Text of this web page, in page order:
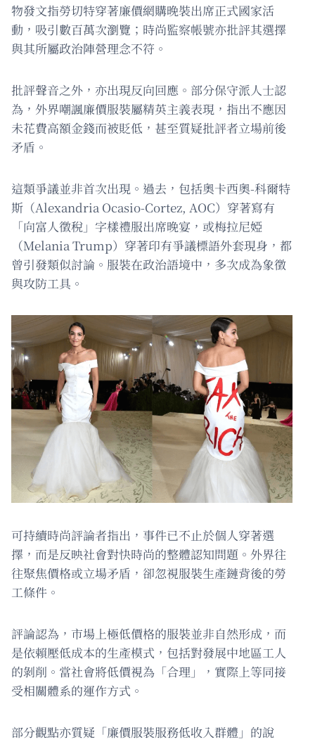
物發文指勞切特穿著廉價網購晚裝出席正式國家活
動，吸引數百萬次瀏覽；時尚監察帳號亦批評其選擇
與其所屬政治陣營理念不符。
批評聲音之外，亦出現反向回應。部分保守派人士認
為，外界嘲諷廉價服裝屬精英主義表現，指出不應因
未花費高額金錢而被貶低，甚至質疑批評者立場前後
矛盾。
這類爭議並非首次出現。過去，包括奧卡西奧-科爾特
斯（Alexandria Ocasio-Cortez, AOC）穿著寫有
「向富人徵稅」字樣禮服出席晚宴，或梅拉尼婭
（Melania Trump）穿著印有爭議標語外套現身，都
曾引發類似討論。服裝在政治語境中，多次成為象徵
與攻防工具。
可持續時尚評論者指出，事件已不止於個人穿著選
擇，而是反映社會對快時尚的整體認知問題。外界往
往聚焦價格或立場矛盾，卻忽視服裝生產鏈背後的勞
工條件。
評論認為，市場上極低價格的服裝並非自然形成，而
是依賴壓低成本的生產模式，包括對發展中地區工人
的剝削。當社會將低價視為「合理」，實際上等同接
受相關體系的運作方式。
部分觀點亦質疑「廉價服裝服務低收入群體」的說